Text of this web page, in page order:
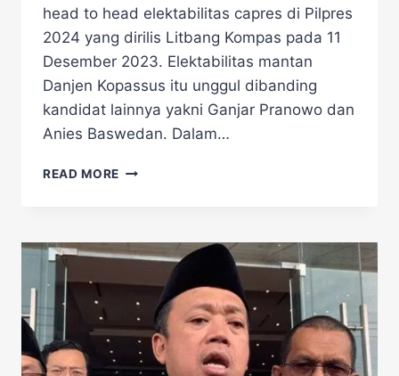
head to head elektabilitas capres di Pilpres
2024 yang dirilis Litbang Kompas pada 11
Desember 2023. Elektabilitas mantan
Danjen Kopassus itu unggul dibanding
kandidat lainnya yakni Ganjar Pranowo dan
Anies Baswedan. Dalam…
READ MORE HASIL
SUBIANTO
PILPRES
2024